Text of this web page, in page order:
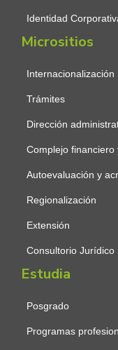
Identidad
Micrositios
Internacionalización
Trámites
Dirección
Complejo
Autoevaluación y
Regionalización
Extensión
Consultorio
Estudia
Posgrado
Programas